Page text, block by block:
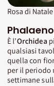
Rosa di Natale
È l’Orchidea
qualsiasi
quella con
per il periodo
settimane